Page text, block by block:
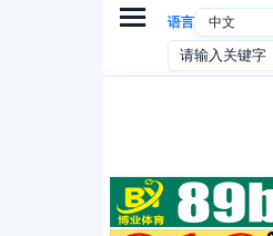
语言
